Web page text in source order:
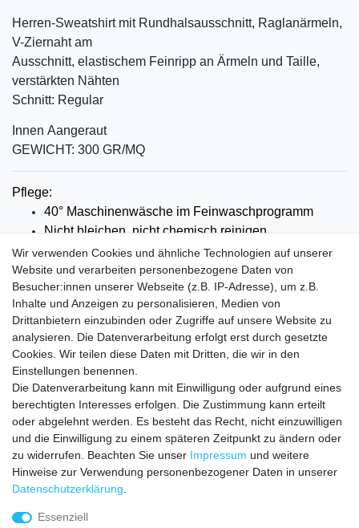
Herren-Sweatshirt mit Rundhalsausschnitt, Raglanärmeln,
V-Ziernaht am
Ausschnitt, elastischem Feinripp an Ärmeln und Taille,
verstärkten Nähten
Schnitt: Regular
Innen Aangeraut
GEWICHT: 300 GR/MQ
Pflege:
40° Maschinenwäsche im Feinwaschprogramm
Nicht bleichen, nicht chemisch reinigen
auf mittlererStufe bügeln
Trockner bei niedriger Temperatur benutzen
Material: 70% Baumwolle 30%Polyester
VERSANDKOSTEN
Zahlungsarten
Wir verwenden Cookies und ähnliche Technologien auf unserer
Website und verarbeiten personenbezogene Daten von
Besucher:innen unserer Webseite (z.B. IP-Adresse), um z.B.
Inhalte und Anzeigen zu personalisieren, Medien von
Drittanbietern einzubinden oder Zugriffe auf unsere Website zu
analysieren. Die Datenverarbeitung erfolgt erst durch gesetzte
Cookies. Wir teilen diese Daten mit Dritten, die wir in den
Einstellungen benennen.
Die Datenverarbeitung kann mit Einwilligung oder aufgrund eines
berechtigten Interesses erfolgen. Die Zustimmung kann erteilt
oder abgelehnt werden. Es besteht das Recht, nicht einzuwilligen
und die Einwilligung zu einem späteren Zeitpunkt zu ändern oder
zu widerrufen. Beachten Sie unser Impressum und weitere
Hinweise zur Verwendung personenbezogener Daten in unserer
Daten­schutz­erklärung
Essenziell